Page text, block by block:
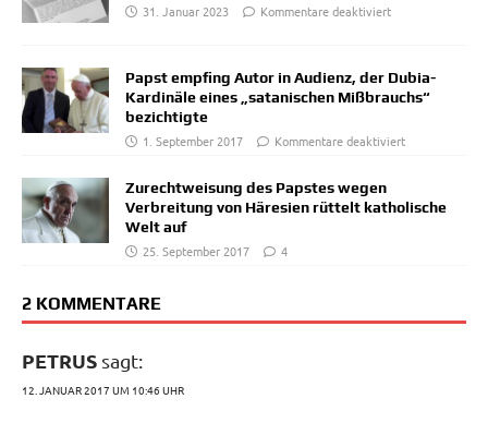
31. Januar 2023
Kommentare deaktiviert
Papst empfing Autor in Audienz, der Dubia-
Kardinäle eines „satanischen Mißbrauchs“
bezichtigte
1. September 2017
Kommentare deaktiviert
Zurechtweisung des Papstes wegen
Verbreitung von Häresien rüttelt katholische
Welt auf
25. September 2017
4
2 KOMMENTARE
PETRUS sagt:
12. JANUAR 2017 UM 10:46 UHR